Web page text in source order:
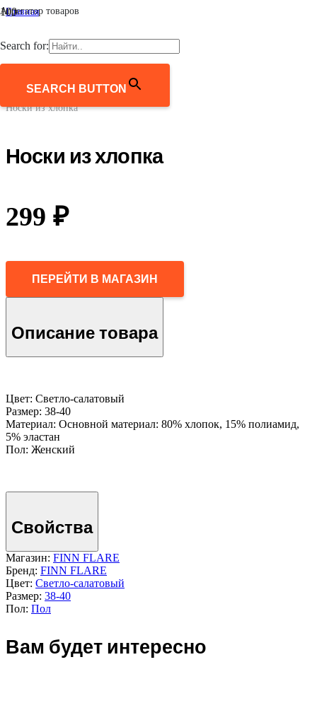
Агрегатор товаров
Search for:
SEARCH BUTTON
Главная
/
Носки и колготки
Носки из хлопка
Носки из хлопка
299 ₽
ПЕРЕЙТИ В МАГАЗИН
Описание товара
Цвет: Светло-салатовый
Размер: 38-40
Материал: Основной материал: 80% хлопок, 15% полиамид,
5% эластан
Пол: Женский
Свойства
Магазин: FINN FLARE
Бренд: FINN FLARE
Цвет: Светло-салатовый
Размер: 38-40
Пол: Пол
Вам будет интересно